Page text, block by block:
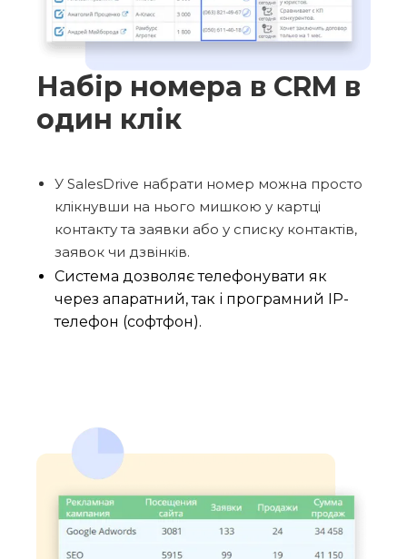
Набір номера в CRM в
один клік
У SalesDrive набрати номер можна просто
клікнувши на нього мишкою у картці
контакту та заявки або у списку контактів,
заявок чи дзвінків.
Система дозволяє телефонувати як
через апаратний, так і програмний IP-
телефон (софтфон).